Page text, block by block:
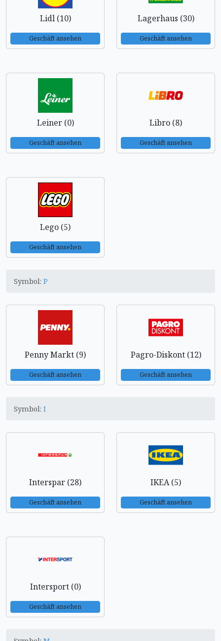
Lidl (10)
Geschäft ansehen
Lagerhaus (30)
Geschäft ansehen
Leiner (0)
Geschäft ansehen
Libro (8)
Geschäft ansehen
Lego (5)
Geschäft ansehen
Symbol: P
Penny Markt (9)
Geschäft ansehen
Pagro-Diskont (12)
Geschäft ansehen
Symbol: I
Interspar (28)
Geschäft ansehen
IKEA (5)
Geschäft ansehen
Intersport (0)
Geschäft ansehen